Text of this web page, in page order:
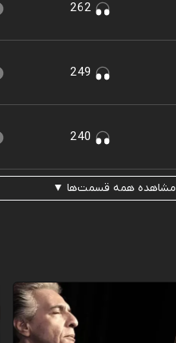
مشاهده همه قسمت‌ها ▼